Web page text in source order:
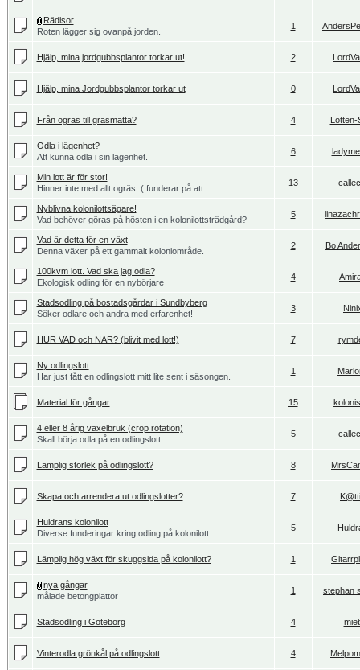
Rädisor
Roten lägger sig ovanpå jorden.
1
Hjälp, mina jordgubbsplantor torkar ut! 2
Hjälp, mina Jordgubbsplantor torkar ut 0
Från ogräs till gräsmatta? 4 Lotten-
Odla i lägenhet?
Att kunna odla i sin lägenhet.
6
Min lott är för stor!
Hinner inte med allt ogräs :( funderar på att...
13
Nyblivna kolonilottsägare!
Vad behöver göras på hösten i en kolonilottsträdgård?
5
Vad är detta för en växt
Denna växer på ett gammalt koloniområde.
2 Bo
100kvm lott. Vad ska jag odla?
Ekologisk odling för en nybörjare
4
Stadsodling på bostadsgårdar i Sundbyberg
Söker odlare och andra med erfarenhet!
3
HUR VAD och NÄR? (blivit med lott!) 7
Ny odlingslott
Har just fått en odlingslott mitt lite sent i säsongen.
1
Material för gångar 15
4 eller 8 årig växelbruk (crop rotation)
Skall börja odla på en odlingslott
5
Lämplig storlek på odlingslott? 8
Skapa och arrendera ut odlingslotter? 7
Huldrans kolonilott
Diverse funderingar kring odling på kolonilott
5
Lämplig hög växt för skuggsida på kolonilott? 1
nya gångar
målade betongplattor
1 stephan
Stadsodling i Göteborg 4
Vinterodla grönkål på odlingslott 4